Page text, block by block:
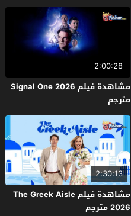
2:00:28
مشاهدة فيلم Signal One 2026
مترجم
2:30:13
مشاهدة فيلم The Greek Aisle
2026 مترجم